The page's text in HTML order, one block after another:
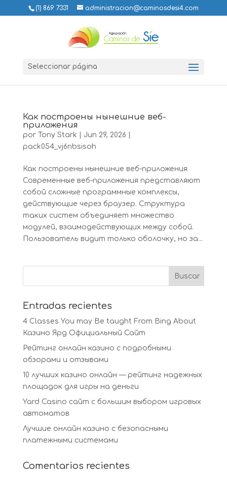
(1) 869 7331 administracion@caminosdesi4.com
Seleccionar página
Как построены нынешние веб-
приложения
por Tony Stark Jun 29, 2026
pack054_vj6nbsisoh
Как построены нынешние веб-приложения
Современные веб-приложения представляют
собой сложные программные комплексы,
действующие через браузер. Структура
таких систем объединяет множество
модулей, взаимодействующих между собой.
Пользователь видит только оболочку, но за...
Entradas recientes
4 Classes You may Be taught From Bing About
Казино Ярд Официальный Сайт
Рейтинг онлайн казино с подробными
обзорами и отзывами
10 лучших казино онлайн — рейтинг надежных
площадок для игры на деньги
Yard Casino сайт с большим выбором игровых
автоматов
Лучшие онлайн казино с безопасными
платежными системами
Comentarios recientes